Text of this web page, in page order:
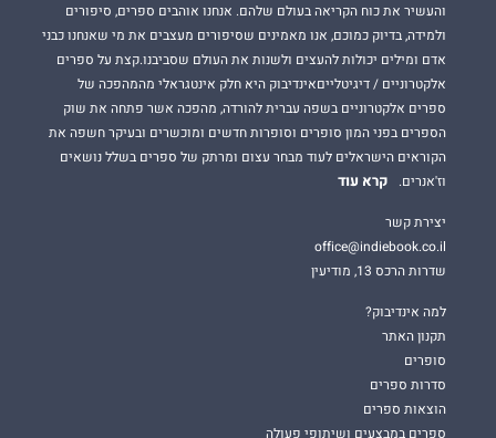
והעשיר את כוח הקריאה בעולם שלהם. אנחנו אוהבים ספרים, סיפורים
ולמידה, בדיוק כמוכם, אנו מאמינים שסיפורים מעצבים את מי שאנחנו כבני
אדם ומילים יכולות להעצים ולשנות את העולם שסביבנו.קצת על ספרים
אלקטרוניים / דיגיטלייםאינדיבוק היא חלק אינטגראלי מהמהפכה של
ספרים אלקטרוניים בשפה עברית להורדה, מהפכה אשר פתחה את שוק
הספרים בפני המון סופרים וסופרות חדשים ומוכשרים ובעיקר חשפה את
הקוראים הישראלים לעוד מבחר עצום ומרתק של ספרים בשלל נושאים
וז'אנרים.
קרא עוד
יצירת קשר
office@indiebook.co.il
שדרות הרכס 13, מודיעין
למה אינדיבוק?
תקנון האתר
סופרים
סדרות ספרים
הוצאות ספרים
ספרים במבצעים ושיתופי פעולה